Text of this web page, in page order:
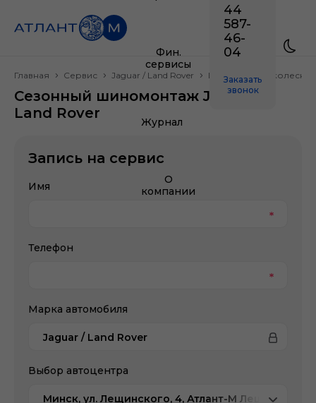
Фин.
сервисы
Журнал
О
компании
44
587-
46-
04
Заказать
звонок
Главная Сервис Jaguar / Land Rover Шиномонтаж,
Сезонный шиномонтаж Jaguar /
Land Rover
Запись на сервис
Имя
Телефон
Марка автомобиля
Jaguar / Land Rover
Выбор автоцентра
Минск, ул. Лещинского, 4, Атлант-М Лещинского